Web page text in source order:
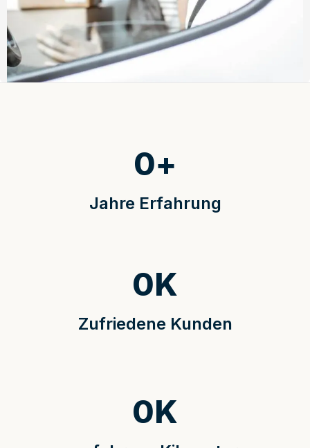
Jahre Erfahrung
0+
Zufriedene Kunden
0K
0K